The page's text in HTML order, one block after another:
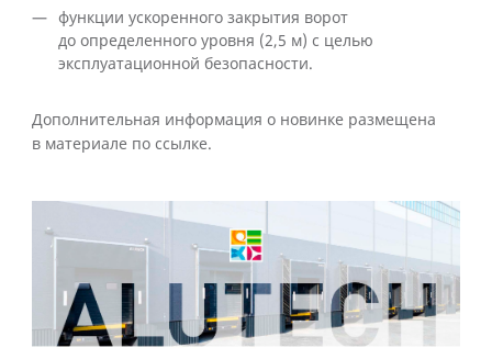
функции ускоренного закрытия ворот
до определенного уровня (2,5 м) с целью
эксплуатационной безопасности.
Дополнительная информация о новинке размещена
в материале по ссылке.